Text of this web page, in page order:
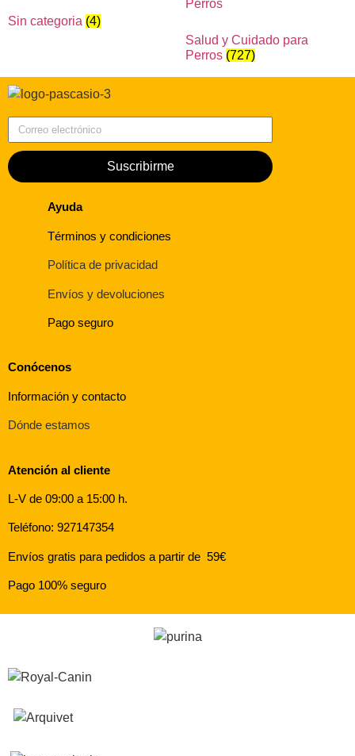
Sin categoria (4)
Salud y Cuidado para
Perros (727)
Suscribirme
Ayuda
Términos y condiciones
Política de privacidad
Envíos y devoluciones
Pago seguro
Conócenos
Información y contacto
Dónde estamos
Atención al cliente
L-V de 09:00 a 15:00 h.
Teléfono: 927147354
Envíos gratis para pedidos a partir de 59€
Pago 100% seguro